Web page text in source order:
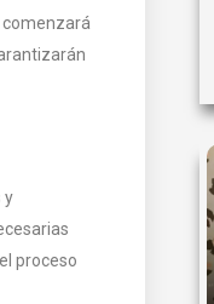
comenzará
y
proceso